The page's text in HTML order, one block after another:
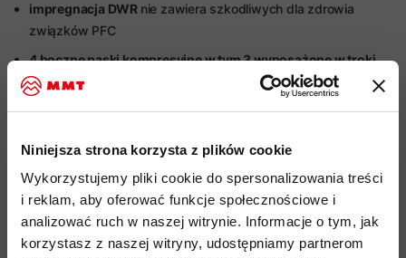
Niniejsza strona korzysta z plików cookie
Wykorzystujemy pliki cookie do spersonalizowania treści
i reklam, aby oferować funkcje społecznościowe i
analizować ruch w naszej witrynie. Informacje o tym, jak
korzystasz z naszej witryny, udostępniamy partnerom
impregnacja DWR nie zawiera szkodliwych dla zdrowia
związków PFC
4 boczne paski kompresyjne w tym 3 wyposażone w troki
do regulacji napięcia oraz 1 z plastikową klamrą ułatwiająca
śpiwora
wymiary i waga:
rozmiar S:
średnica - 16,5 cm